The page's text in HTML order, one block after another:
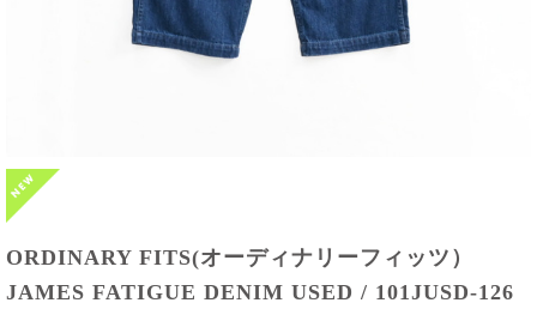
ORDINARY FITS(オーディナリーフィッツ）
JAMES FATIGUE DENIM USED / 101JUSD-126